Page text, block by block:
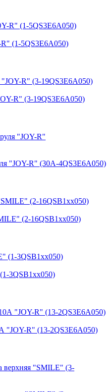
(1-5QS3E6A050)
R" (3-19QS3E6A050)
"JOY-R" (30А-4QS3E6A050)
(2-16QSB1xx050)
3QSB1xx050)
"JOY-R" (13-2QS3E6A050)